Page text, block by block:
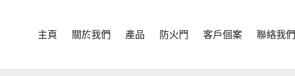
主頁 關於我們 產品 防火門 客戶個案 聯絡我們